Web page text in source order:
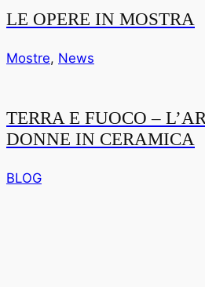
LE OPERE IN MOSTRA
Mostre, News
TERRA E FUOCO –
DONNE IN CERAMICA
BLOG